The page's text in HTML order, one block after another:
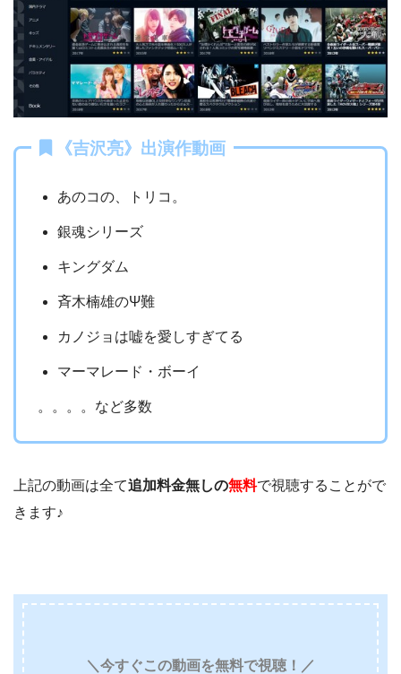
《吉沢亮》出演作動画
あのコの、トリコ。
銀魂シリーズ
キングダム
斉木楠雄のΨ難
カノジョは嘘を愛しすぎてる
マーマレード・ボーイ
。。。。など多数
上記の動画は全て追加料金無しの無料で視聴することがで
きます♪
＼今すぐこの動画を無料で視聴！／